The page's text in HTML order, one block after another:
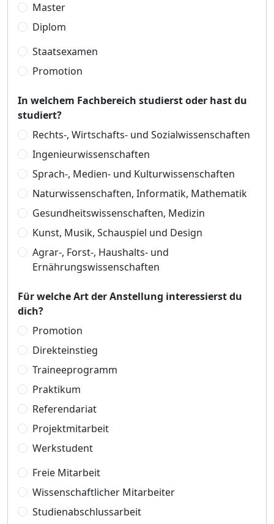
Master
Diplom
Staatsexamen
Promotion
In welchem Fachbereich studierst oder hast du
studiert?
Rechts-, Wirtschafts- und Sozialwissenschaften
Ingenieurwissenschaften
Sprach-, Medien- und Kulturwissenschaften
Naturwissenschaften, Informatik, Mathematik
Gesundheitswissenschaften, Medizin
Kunst, Musik, Schauspiel und Design
Agrar-, Forst-, Haushalts- und
Ernährungswissenschaften
Für welche Art der Anstellung interessierst du
dich?
Promotion
Direkteinstieg
Traineeprogramm
Praktikum
Referendariat
Projektmitarbeit
Werkstudent
Freie Mitarbeit
Wissenschaftlicher Mitarbeiter
Studienabschlussarbeit